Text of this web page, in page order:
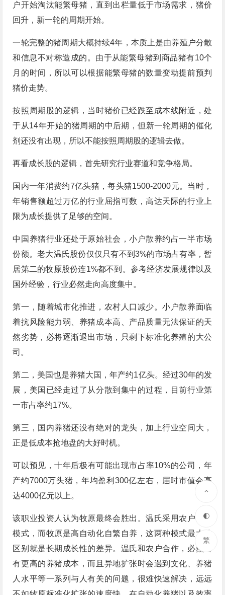
户开始淘汰能繁母猪，直到出栏量低于市场需求，猪价
回升，新一轮的周期开始。
一轮完整的猪周期大概持续4年，本质上是由养殖户分散
和信息不对称造成的。由于从能繁母猪到商品猪有10个
月的时间，所以可以根据能繁母猪的数量变动提前预判
猪价走势。
按照周期股的逻辑，当时猪价已经跌至成本线附近，处
于从14年开始的猪周期的中后期，但新一轮周期的催化
剂还没有出现，所以不能按照周期股的逻辑去做。
再看成长股的逻辑，首先研究行业赛道和竞争格局。
国内一年消费约7亿头猪，每头猪1500-2000元。当时，
年销售额超过万亿的行业屈指可数，高达天际的行业上
限为成长提供了足够的空间。
中国养猪行业还处于原始社会，小户散养约占一半市场
份额。老大温氏股份仅仅只有不到3%的市场占有率，暂
居第二的牧原股份连1%都不到。参考经济发展规律以及
国外经验，行业必然走向高度集中。
第一，随着城市化推进，农村人口减少。小户散养面临
着抗风险能力弱、养猪成本高、产品质量无法保证的天
然劣势，必将逐渐退出市场，只剩下标准化养殖的大公
司。
第二，美国也是养猪大国，年产约1亿头。经过30年的发
展，美国已经走过了从分散到集中的过程，目前行业第
一市占率约17%。
第三，国内养猪还没有绝对的龙头，加上行业空间大，
正是低成本抢地盘的大好时机。
可以预见，十年后极有可能出现市占率10%的公司，年
产约7000万头猪，年均盈利300亿左右，届时市值会高
达4000亿元以上。
该职业投资人认为牧原最终会胜出。温氏采用农户合作
模式，而牧原是高自动化自繁自养，这两种模式最大的
区别就是长期成长性的差异。温氏和农户合作，必然会
有更高的养猪成本，而且异地扩张时会遇到文化、养猪
人水平等一系列与人有关的问题，很难快速解决，远远
繁